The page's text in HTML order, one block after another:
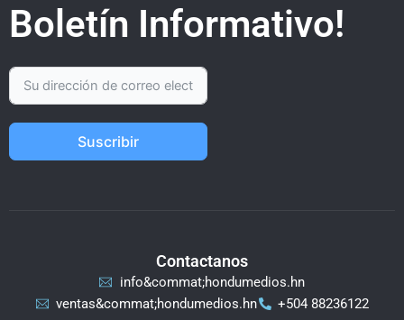
Boletín Informativo!
Suscribir
Contactanos
info&commat;hondumedios.hn
ventas&commat;hondumedios.hn
+504 88236122